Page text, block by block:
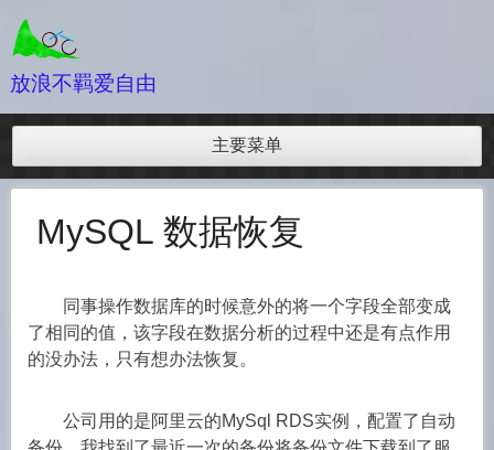
至
内放浪不羁爱自由
主要菜单
MySQL 数据恢复
同事操作数据库的时候意外的将一个字段全部变成
了相同的值，该字段在数据分析的过程中还是有点作用
的没办法，只有想办法恢复。
公司用的是阿里云的MySql RDS实例，配置了自动